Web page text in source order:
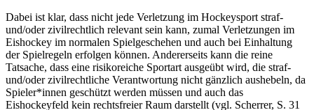
Dabei ist klar, dass nicht jede Verletzung im Hockeysport straf-
und/oder zivilrechtlich relevant sein kann, zumal Verletzungen im
Eishockey im normalen Spielgeschehen und auch bei Einhaltung
der Spielregeln erfolgen können. Andererseits kann die reine
Tatsache, dass eine risikoreiche Sportart ausgeübt wird, die straf-
und/oder zivilrechtliche Verantwortung nicht gänzlich aushebeln, da
Spieler*innen geschützt werden müssen und auch das
Eishockeyfeld kein rechtsfreier Raum darstellt (vgl. Scherrer, S. 31